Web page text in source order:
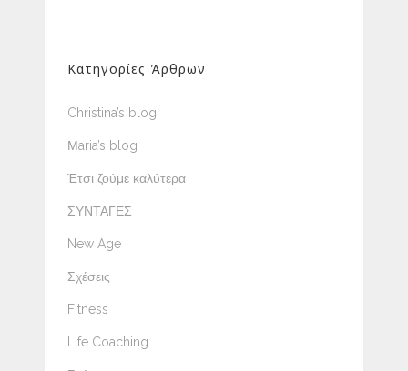
Κατηγορίες Άρθρων
Christina’s blog
Μaria’s blog
Έτσι ζούμε καλύτερα
ΣΥΝΤΑΓΕΣ
New Age
Σχέσεις
Fitness
Life Coaching